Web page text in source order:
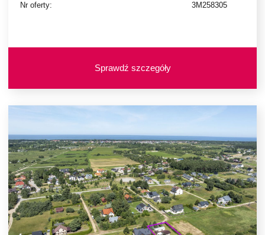
Nr oferty:
3M258305
Sprawdź szczegóły